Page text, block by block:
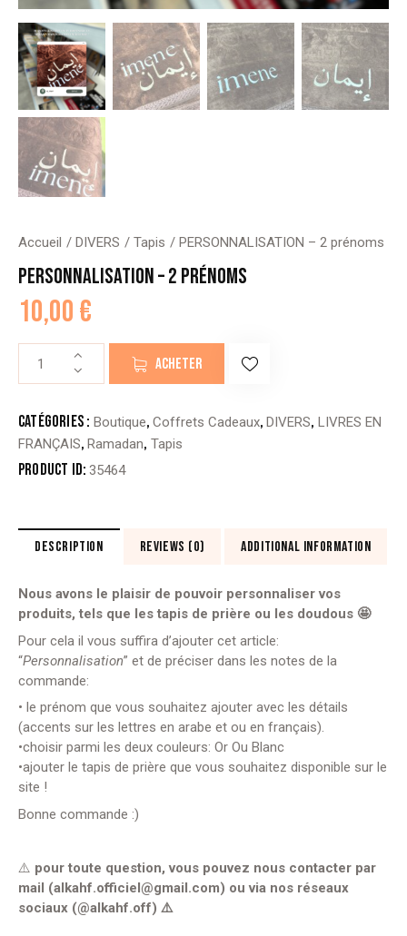
Accueil DIVERS Tapis PERSONNALISATION – 2 prénoms
PERSONNALISATION – 2 PRÉNOMS
10,00€
-
prénoms
ACHETER
Catégories : Boutique,Coffrets Cadeaux,DIVERS, LIVRES EN
FRANÇAIS,Ramadan, Tapis
Product ID:35464
DESCRIPTION REVIEWS (0) ADDITIONAL INFORMATION
Nous avons le plaisir de pouvoir personnaliser vos
produits, tels que les tapis de prière ou les doudous 🤩
Pour cela il vous suffira d’ajouter cet article:
“Personnalisation” et de préciser dans les notes de la
commande:
• le prénom que vous souhaitez ajouter avec les détails
(accents sur les lettres en arabe et ou en français).
•choisir parmi les deux couleurs: Or Ou Blanc
•ajouter le tapis de prière que vous souhaitez disponible sur le
site !
Bonne commande :)
⚠️ pour toute question, vous pouvez nous contacter par
mail (alkahf.officiel@gmail.com) ou via nos réseaux
sociaux (@alkahf.off) ⚠️